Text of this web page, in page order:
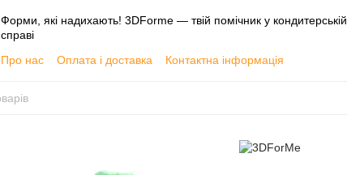
Форми, які надихають! 3DForme — твій помічник у кондитерській
справі
Про нас
Оплата і доставка
Контактна інформація
Угода користувача